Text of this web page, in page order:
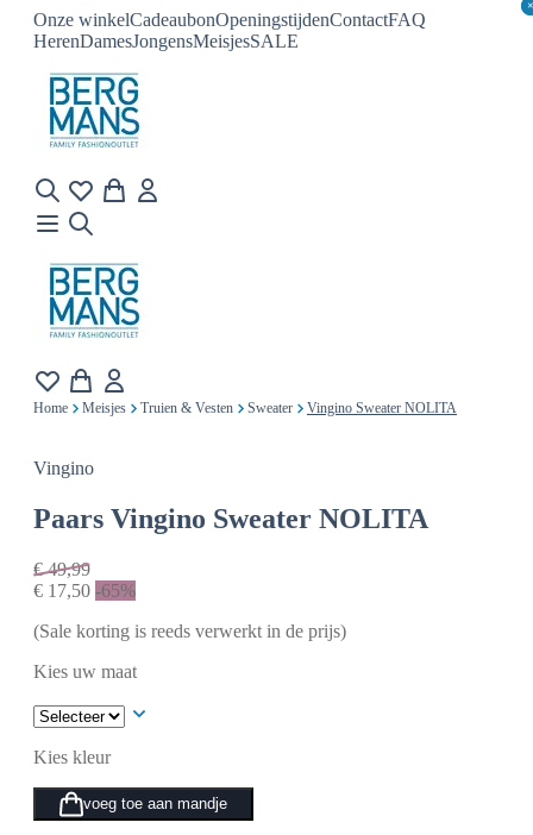
Onze winkelCadeaubonOpeningstijdenContactFAQ
HerenDamesJongensMeisjesSALE
×
×
Home Meisjes Truien & Vesten Sweater Vingino Sweater NOLITA
Vingino
Paars Vingino Sweater NOLITA
€49,99
€ 17,50 -65%
(Sale korting is reeds verwerkt in de prijs)
Kies uw maat
Kies kleur
voeg toe aan mandje